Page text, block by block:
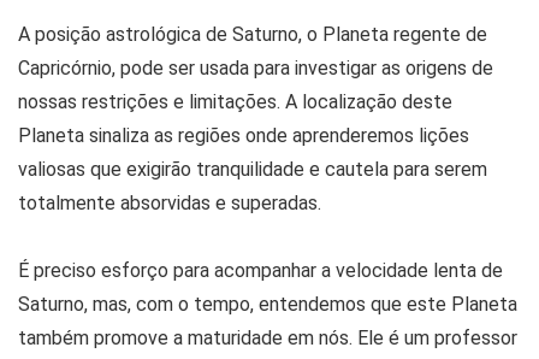
A posição astrológica de Saturno, o Planeta regente de
Capricórnio, pode ser usada para investigar as origens de
nossas restrições e limitações. A localização deste
Planeta sinaliza as regiões onde aprenderemos lições
valiosas que exigirão tranquilidade e cautela para serem
totalmente absorvidas e superadas.
É preciso esforço para acompanhar a velocidade lenta de
Saturno, mas, com o tempo, entendemos que este Planeta
também promove a maturidade em nós. Ele é um professor